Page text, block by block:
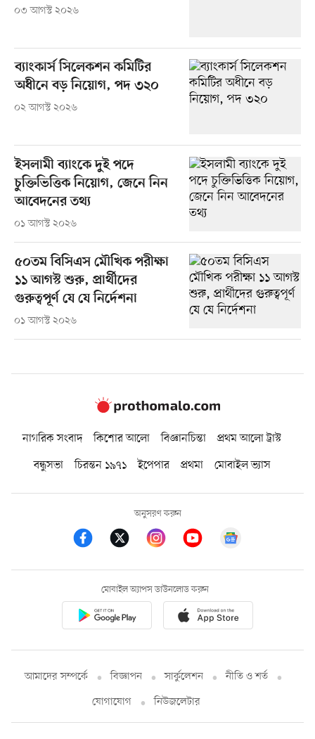
০৩ আগস্ট ২০২৬
ব্যাংকার্স সিলেকশন কমিটির
অধীনে বড় নিয়োগ, পদ ৩২০
০২ আগস্ট ২০২৬
ইসলামী ব্যাংকে দুই পদে
চুক্তিভিত্তিক নিয়োগ, জেনে নিন
আবেদনের তথ্য
০১ আগস্ট ২০২৬
৫০তম বিসিএস মৌখিক পরীক্ষা
১১ আগস্ট শুরু, প্রার্থীদের
গুরুত্বপূর্ণ যে যে নির্দেশনা
০১ আগস্ট ২০২৬
নাগরিক সংবাদ কিশোর আলো বিজ্ঞানচিন্তা
প্রথম আলো ট্রাস্ট
বন্ধুসভা
চিরন্তন ১৯৭১ ইপেপার প্রথমা মোবাইল ভ্যাস
অনুসরণ করুন
মোবাইল অ্যাপস ডাউনলোড করুন
আমাদের সম্পর্কে বিজ্ঞাপন সার্কুলেশন
নীতি ও শর্ত
যোগাযোগ
নিউজলেটার